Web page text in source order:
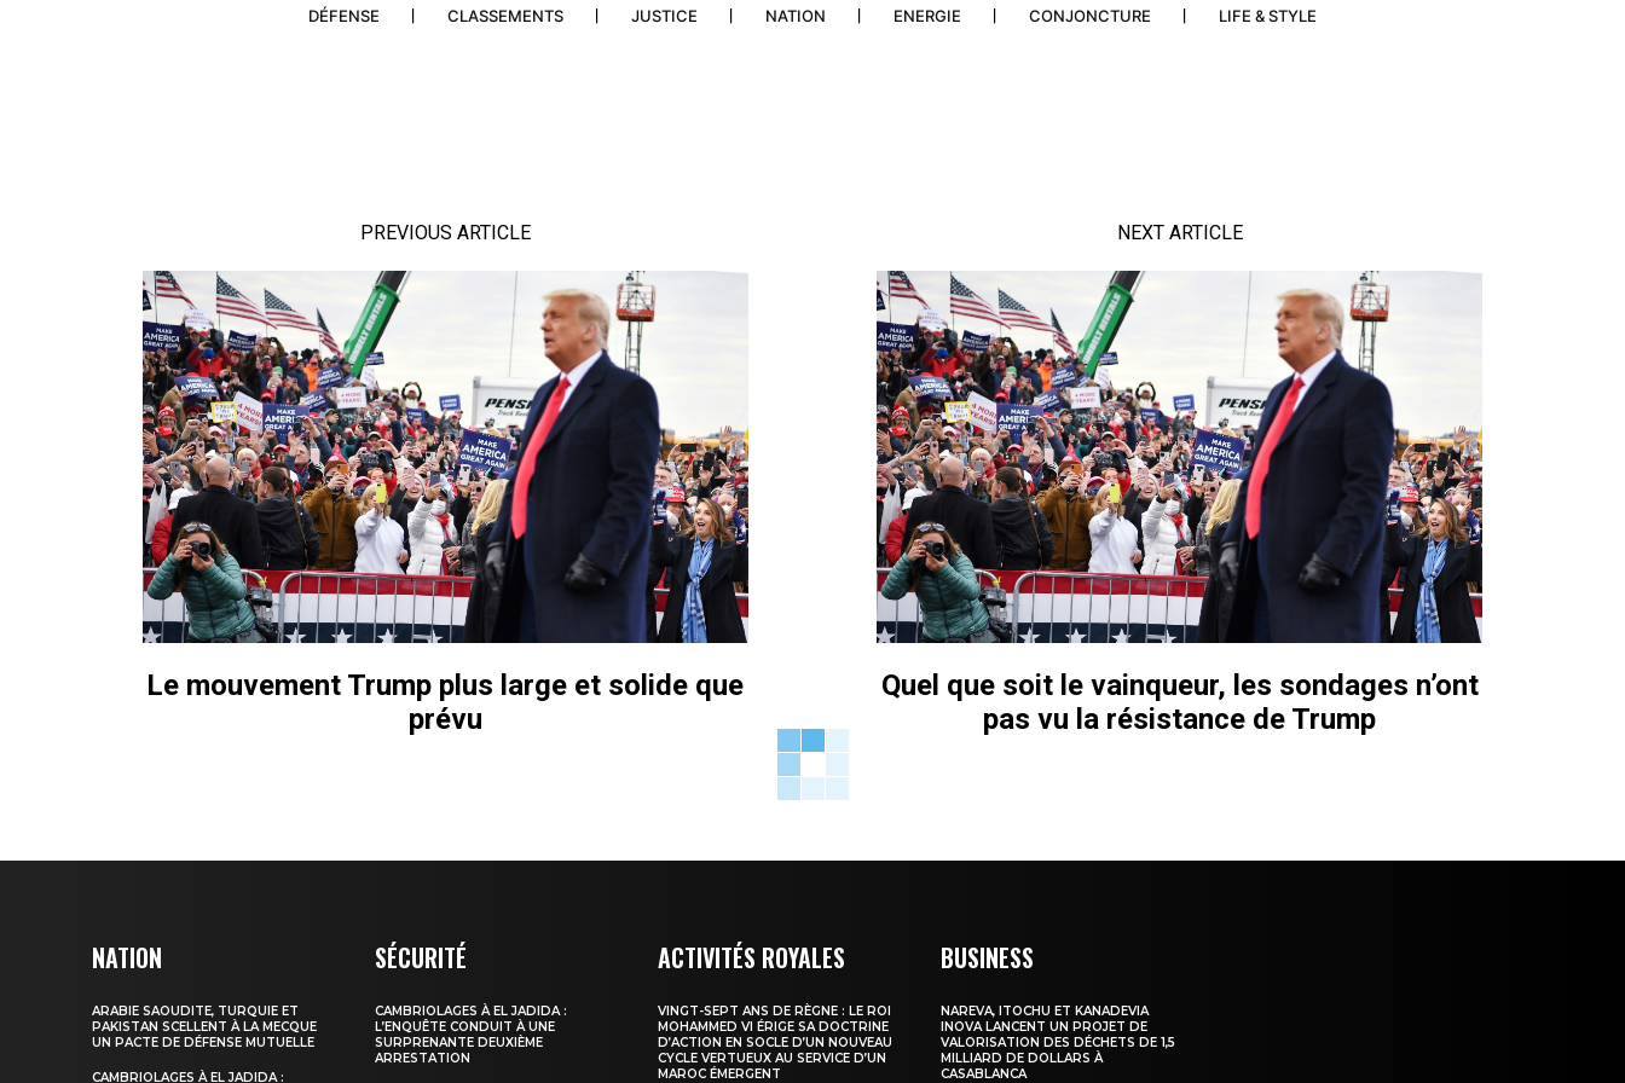
DÉFENSE CLASSEMENTS JUSTICE NATION ENERGIE CONJONCTURE LIFE & STYLE
PREVIOUS ARTICLE
Le mouvement Trump plus large et solide que
prévu
NEXT ARTICLE
Quel que soit le vainqueur, les sondages n’ont
pas vu la résistance de Trump
NATION
ARABIE SAOUDITE, TURQUIE ET
PAKISTAN SCELLENT À LA MECQUE
UN PACTE DE DÉFENSE MUTUELLE
CAMBRIOLAGES À EL JADIDA :
SÉCURITÉ
CAMBRIOLAGES À EL JADIDA :
L’ENQUÊTE CONDUIT À UNE
SURPRENANTE DEUXIÈME
ARRESTATION
ACTIVITÉS ROYALES
VINGT-SEPT ANS DE RÈGNE : LE ROI
MOHAMMED VI ÉRIGE SA DOCTRINE
D’ACTION EN SOCLE D’UN NOUVEAU
CYCLE VERTUEUX AU SERVICE D’UN
MAROC ÉMERGENT
BUSINESS
NAREVA, ITOCHU ET KANADEVIA
INOVA LANCENT UN PROJET DE
VALORISATION DES DÉCHETS DE 1,5
MILLIARD DE DOLLARS À
CASABLANCA